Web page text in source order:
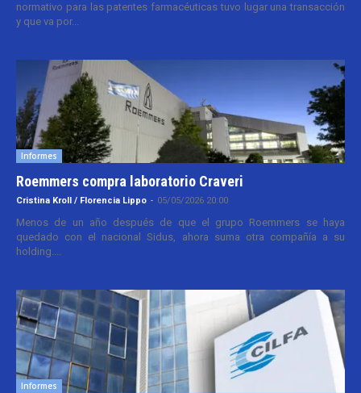
normativo para las patentes farmacéuticas tuvo lugar una transacción
y que va por...
Informes
Roemmers compra laboratorio Craveri
Cristina Kroll / Florencia Lippo - 05/05/2026 20:00
Menos de un año después de que el grupo Roemmers se haya
quedado con el nacional Sidus, ahora suma otra compañía a su
holding....
Informes